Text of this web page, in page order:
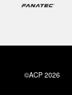
©ACP 2026